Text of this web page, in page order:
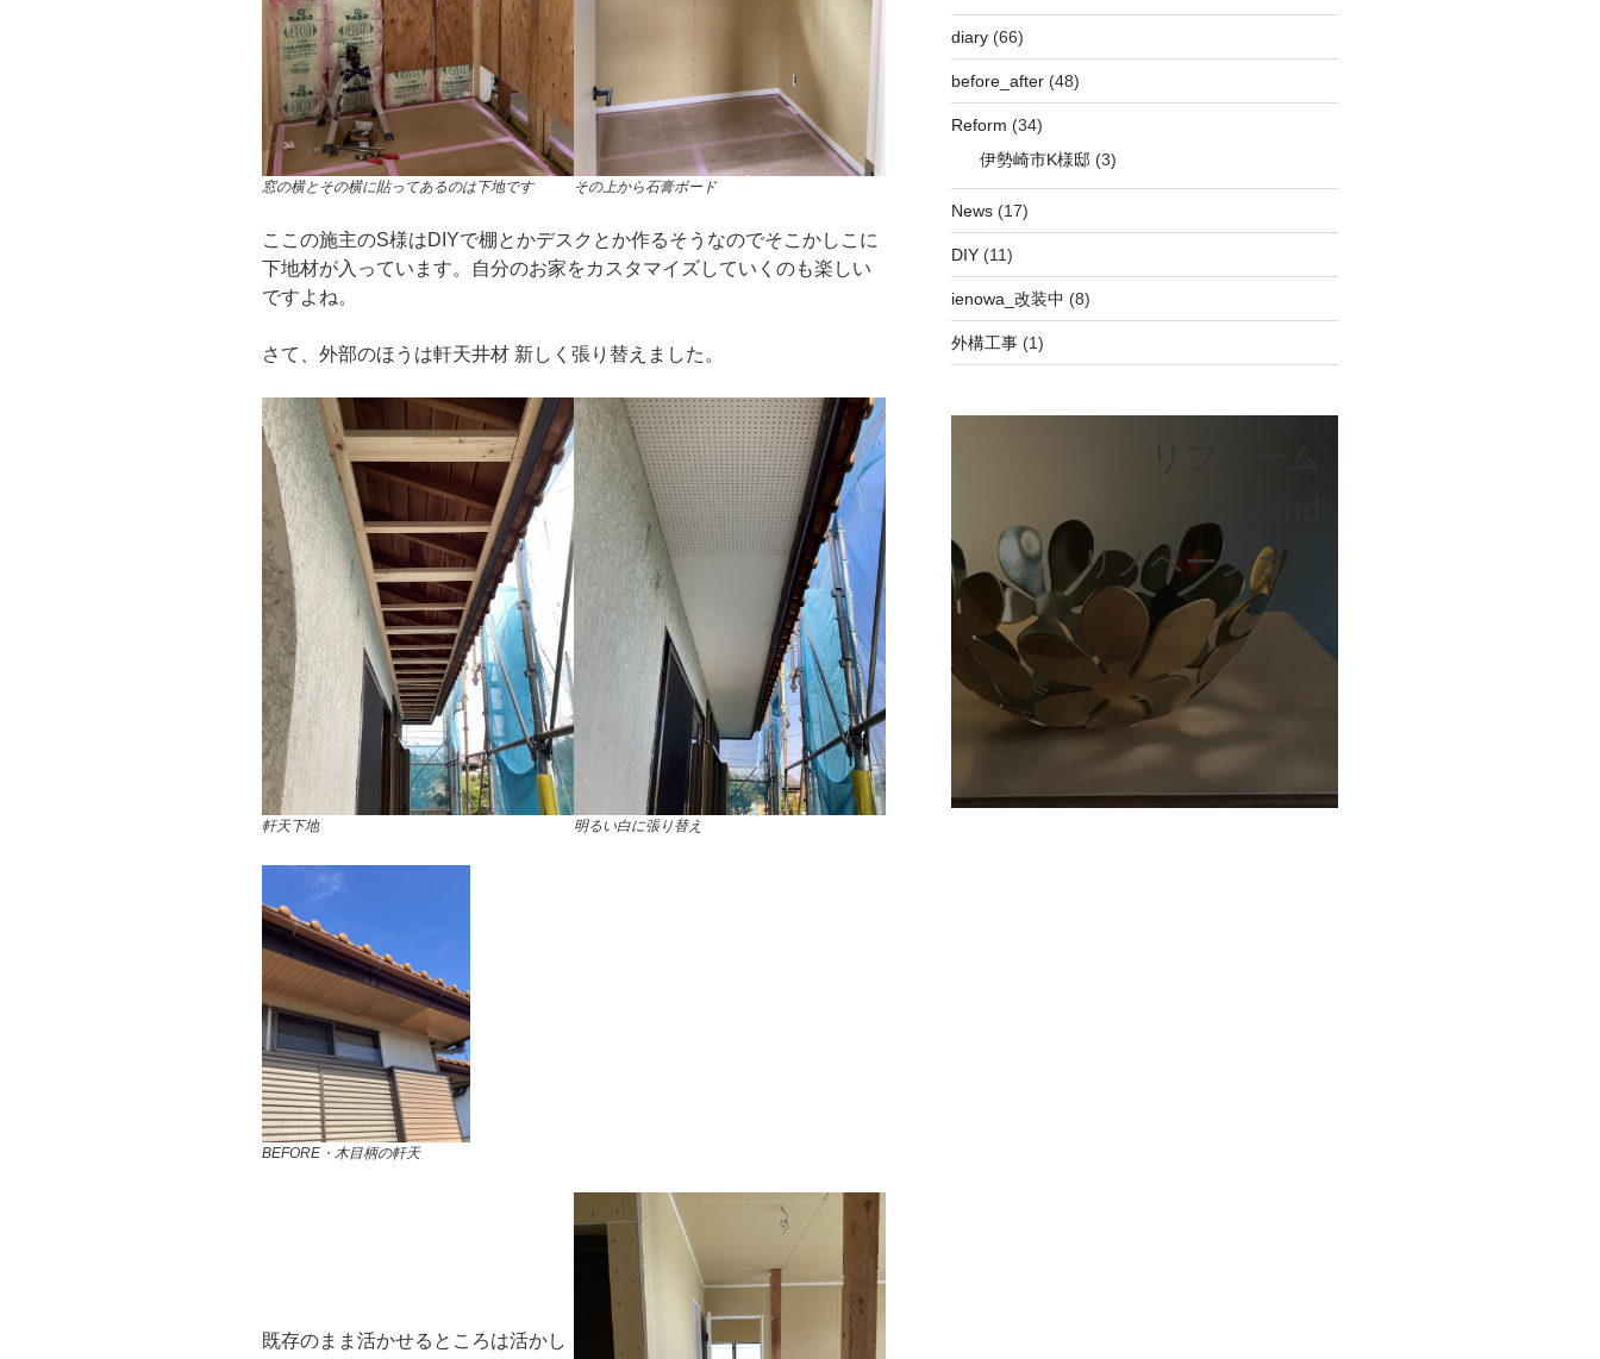
窓の横とその横に貼ってあるのは下地です その上から石膏ボード
ここの施主のS様はDIYで棚とかデスクとか作るそうなのでそこかしこに
下地材が入っています。自分のお家をカスタマイズしていくのも楽しい
ですよね。
さて、外部のほうは軒天井材 新しく張り替えました。
軒天下地 明るい白に張り替え
BEFORE・木目柄の軒天
既存のまま活かせるところは活かし
diary(66)
before_after(48)
Reform (34)
伊勢崎市K様邸 (3)
News(17)
DIY(11)
ienowa_改装中 (8)
外構工事(1)
リノベーション